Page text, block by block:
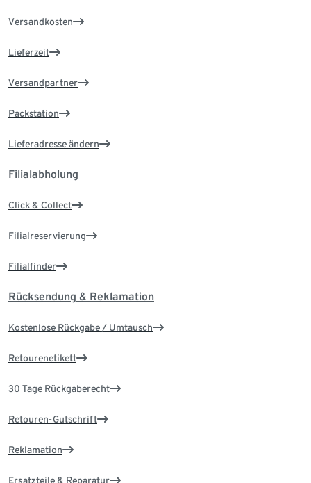
Versandkosten
Lieferzeit
Versandpartner
Packstation
Lieferadresse ändern
Filialabholung
Click & Collect
Filialreservierung
Filialfinder
Rücksendung & Reklamation
Kostenlose Rückgabe / Umtausch
Retourenetikett
30 Tage Rückgaberecht
Retouren-Gutschrift
Reklamation
Ersatzteile & Reparatur